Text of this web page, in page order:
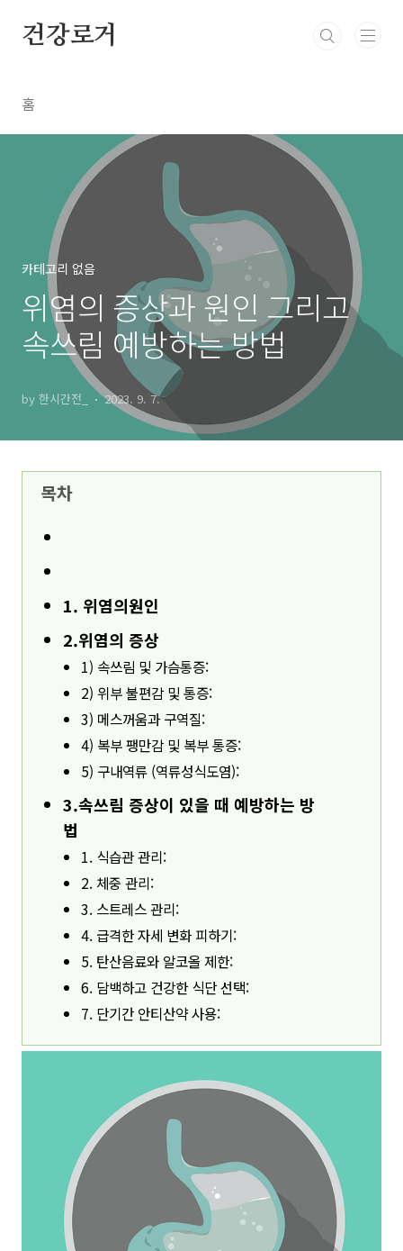
건강로거
홈
카테고리 없음
위염의 증상과 원인 그리고
속쓰림 예방하는 방법
by 한시간전_ 2023. 9. 7.
목차
1. 위염의원인
2.위염의 증상
1) 속쓰림 및 가슴통증:
2) 위부 불편감 및 통증:
3) 메스꺼움과 구역질:
4) 복부 팽만감 및 복부 통증:
5) 구내역류 (역류성식도염):
3.속쓰림 증상이 있을 때 예방하는 방
법
1. 식습관 관리:
2. 체중 관리:
3. 스트레스 관리:
4. 급격한 자세 변화 피하기:
5. 탄산음료와 알코올 제한:
6. 담백하고 건강한 식단 선택:
7. 단기간 안티산약 사용: